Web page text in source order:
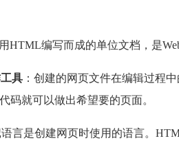
用HTML编写而成的单位文档，是
具 ：创建的网页文件在编辑过程
码就可以做出希望要的页面。
语言是创建网页时使用的语言。